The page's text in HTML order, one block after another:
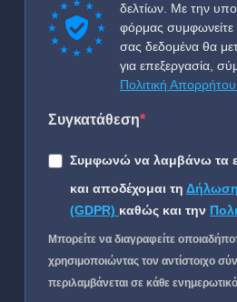
δελτίων. Με την
φόρμας
σας δεδομένα θα
για επεξεργασία,
Πολιτική
Συγκατάθεση
Συμφωνώ να λαμβάνω τα
και αποδέχομαι τη Δήλωση
(GDPR) καθώς και την
Μπορείτε να διαγραφείτε
χρησιμοποιώντας τον αντίστοιχο
περιλαμβάνεται σε κάθε